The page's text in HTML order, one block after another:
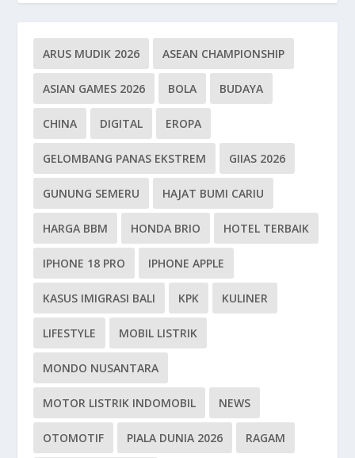
ARUS MUDIK 2026 ASEAN CHAMPIONSHIP
ASIAN GAMES 2026 BOLA BUDAYA
CHINA DIGITAL EROPA
GELOMBANG PANAS EKSTREM GIIAS 2026
GUNUNG SEMERU HAJAT BUMI CARIU
HARGA BBM HONDA BRIO HOTEL TERBAIK
IPHONE 18 PRO IPHONE APPLE
KASUS IMIGRASI BALI KPK KULINER
LIFESTYLE MOBIL LISTRIK
MONDO NUSANTARA
MOTOR LISTRIK INDOMOBIL NEWS
OTOMOTIF PIALA DUNIA 2026 RAGAM